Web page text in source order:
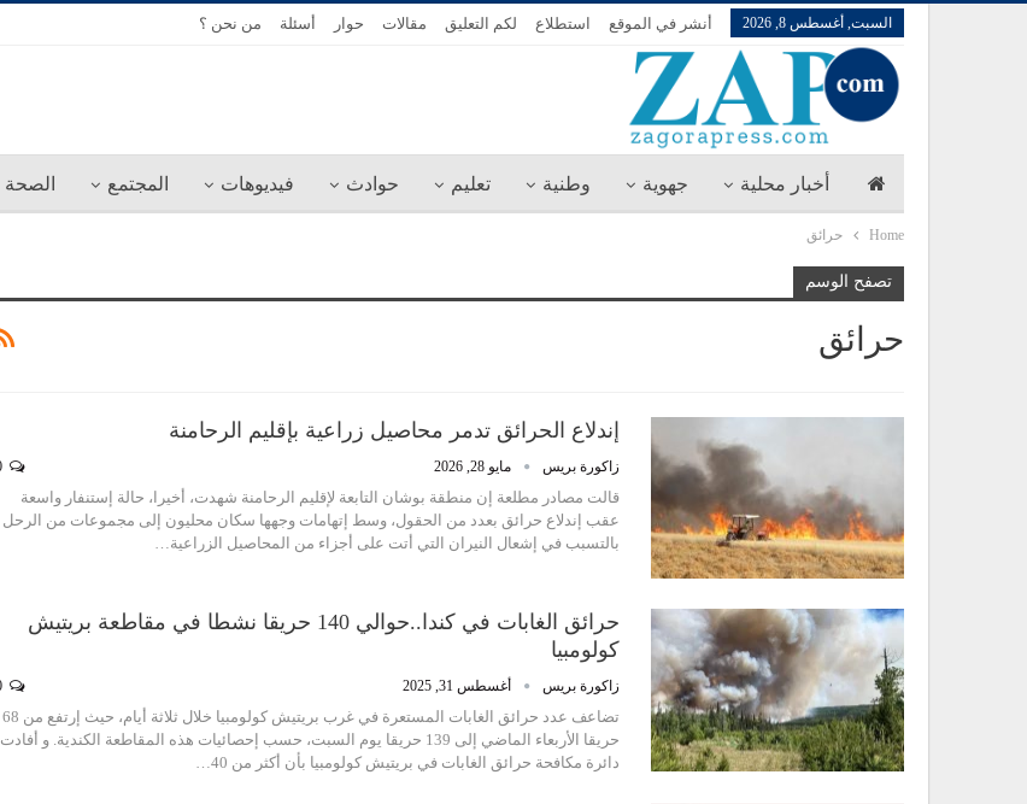
السبت, أغسطس 8, 2026 أنشر في الموقع استطلاع لكم التعليق مقالات حوار أسئلة من نحن ؟
أخبار محلية جهوية وطنية تعليم حوادث فيديوهات المجتمع الصحة
Home حرائق
تصفح الوسم
حرائق
إندلاع الحرائق تدمر محاصيل زراعية بإقليم الرحامنة
زاكورة بريس مايو 28, 2026
قالت مصادر مطلعة إن منطقة بوشان التابعة لإقليم الرحامنة شهدت، أخيرا، حالة إستنفار واسعة
عقب إندلاع حرائق بعدد من الحقول، وسط إتهامات وجهها سكان محليون إلى مجموعات من الرحل
بالتسبب في إشعال النيران التي أتت على أجزاء من المحاصيل الزراعية…
حرائق الغابات في كندا..حوالي 140 حريقا نشطا في مقاطعة بريتيش
كولومبيا
زاكورة بريس أغسطس 31, 2025
تضاعف عدد حرائق الغابات المستعرة في غرب بريتيش كولومبيا خلال ثلاثة أيام، حيث إرتفع من 68
حريقا الأربعاء الماضي إلى 139 حريقا يوم السبت، حسب إحصائيات هذه المقاطعة الكندية. و أفادت
دائرة مكافحة حرائق الغابات في بريتيش كولومبيا بأن أكثر من 40…